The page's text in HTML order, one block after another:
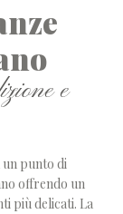
e
un punto di
offrendo un
più delicati. La